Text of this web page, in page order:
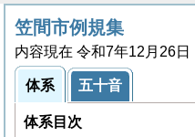
笠間市例規集
内容現在 令和7年12月26日
体系 五十音
体系目次